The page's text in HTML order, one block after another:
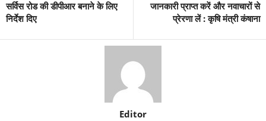
सर्विस रोड की डीपीआर बनाने के लिए
निर्देश दिए
जानकारी प्राप्त करें और नवाचारों से
प्रेरणा लें : कृषि मंत्री कंषाना
Editor